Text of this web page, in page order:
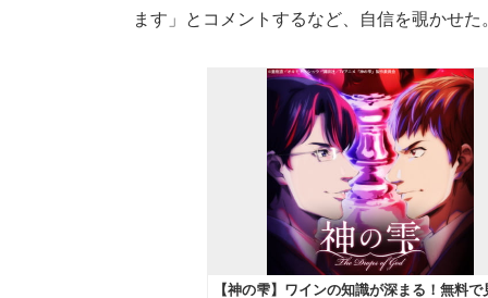
ます」とコメントするなど、自信を覗かせた。